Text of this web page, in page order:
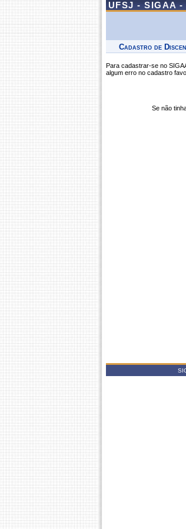
UFSJ - SIGAA -
Cadastro de
Para cadastrar-se no
algum erro no cadastro
Se não tinha acesso